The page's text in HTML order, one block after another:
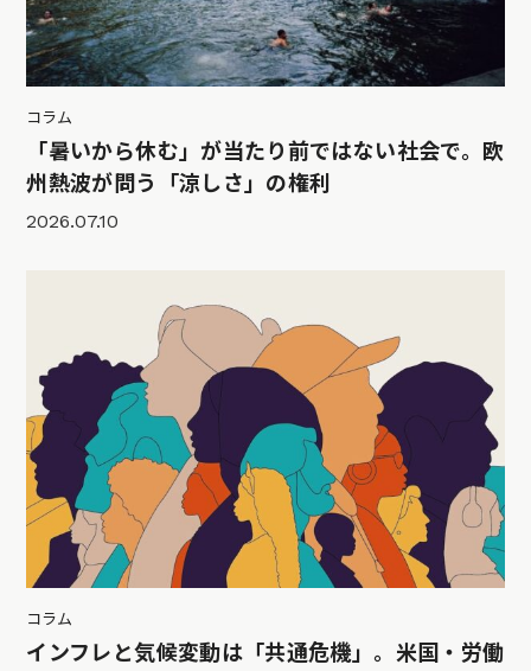
コラム
「暑いから休む」が当たり前ではない社会で。欧
州熱波が問う「涼しさ」の権利
2026.07.10
コラム
インフレと気候変動は「共通危機」。米国・労働